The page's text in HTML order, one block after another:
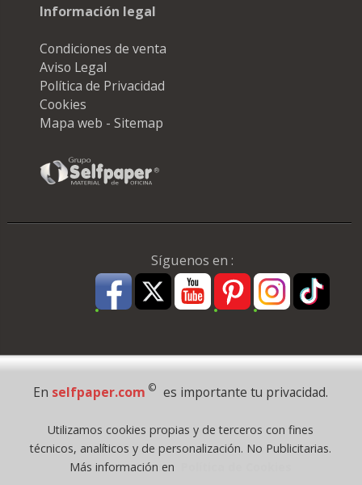
Información legal
Condiciones de venta
Aviso Legal
Política de Privacidad
Cookies
Mapa web - Sitemap
Síguenos en :
Pago Seguro
Todos los derechos reservados
©selfpaper.com, y las webs de ©gruposelfpaper.org están gestionadas, y
En selfpaper.com © es importante tu privacidad.
Utilizamos cookies propias y de terceros con fines
técnicos, analíticos y de personalización. No Publicitarias.
Más información en